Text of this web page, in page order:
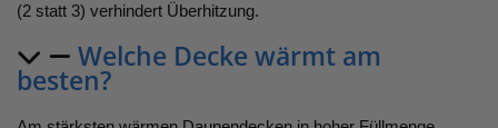
(2 statt 3) verhindert Überhitzung.
Welche Decke wärmt am
besten?